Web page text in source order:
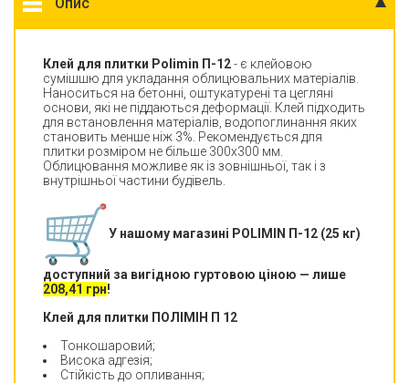
Клей для плитки Polimin П-12- є клейовою
сумішшю для укладання облицювальних матеріалів.
Наноситься на бетонні, оштукатурені та цегляні
основи, які не піддаються деформації. Клей підходить
для встановлення матеріалів, водопоглинання яких
становить менше ніж 3%. Рекомендується для
плитки розміром не більше 300x300 мм.
Облицювання можливе як із зовнішньої, так і з
внутрішньої частини будівель.
У нашому магазині POLIMIN П-12 (25 кг)
доступний за вигідною гуртовою ціною — лише
208,41 грн!
Клей для плитки ПОЛІМІН П 12
Тонкошаровий;
Висока адгезія;
Стійкість до опливання;